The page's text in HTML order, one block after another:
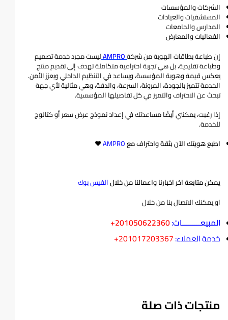
الشركات والمؤسسات
المستشفيات والعيادات
المدارس والجامعات
الفعاليات والمعارض
إن طباعة بطاقات الهوية من شركةAMPROليست مجرد خدمة تصميم
وطباعة تقليدية، بل هي تجربة احترافية متكاملة تهدف إلى تقديم منتج
يعكس قيمة وهوية المؤسسة، ويساعد في التنظيم الداخلي ويعزز الأمن.
الخدمة تتميز بالجودة، المرونة، السرعة، والدقة، وهي مثالية لأي جهة
تبحث عن الاحتراف والتميز في كل تفاصيلها المؤسسية.
إذا رغبت، يمكنني أيضًا مساعدتك في إعداد نموذج عرض سعر أو كتالوج
للخدمة.
اطبع هويتك الآن بثقة واحترافمعAMPRO
♥
يمكن متابعة اخر اخبارنا واعمالنا من خلالالفيس بوك
او يمكنك الاتصال بنا من خلال
المبيعـــــــــات:
+201050622360
خدمة العملاء:+201017203367
منتجات ذات صلة